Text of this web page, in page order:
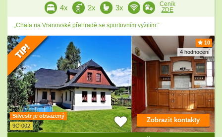
4x 2x 3x
Ceník
ZDE
„Chata na Vranovské přehradě se sportovním vyžitím.“
10
4 hodnocení
Silvestr je obsazený
9C-002
Zobrazit kontakty